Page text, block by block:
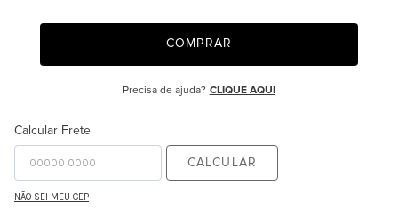
COMPRAR
Precisa de ajuda? CLIQUE AQUI
Calcular Frete
CALCULAR
NÃO SEI MEU CEP
8º
edredon
10º majorelle